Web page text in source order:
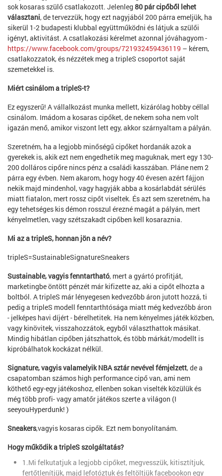
sok kosaras szülő csatlakozott. Jelenleg 80 pár cipőből lehet
választani, de tervezzük, hogy ezt nagyjából 200 párra emeljük, ha
sikerül 1-2 budapesti klubbal együttműködni és látjuk a szülői
igényt, aktivitást. A csatlakozási kérelmet azonnal jóváhagyom -
https://www.facebook.com/groups/721932459436119 – kérem,
csatlakozzatok, és nézzétek meg a tripleS csoportot saját
szemetekkel is.
Miért csinálom a tripleS-t?
Ez egyszerű! A vállalkozást munka mellett, kizárólag hobby céllal
csinálom. Imádom a kosaras cipőket, de nekem soha nem volt
igazán menő, amikor viszont lett egy, akkor szárnyaltam a pályán.
Szeretném, ha a legjobb minőségű cipőket hordanák azok a
gyerekek is, akik ezt nem engedhetik meg maguknak, mert egy 130-
200 dolláros cipőre nincs pénz a családi kasszában. Pláne nem 2
párra egy évben. Nem akarom, hogy hogy 40 évesen azért fájjon
nekik majd mindenhol, vagy hagyják abba a kosárlabdát sérülés
miatt fiatalon, mert rossz cipőt viseltek. És azt sem szeretném, ha
egy tehetséges kis démon rosszul érezné magát a pályán, mert
kényelmetlen, vagy szétszakadt cipőben kell kosaraznia.
Mi az a tripleS, honnan jön a név?
tripleS=SustainableSignatureSneakers
Sustainable, vagyis fenntartható, mert a gyártó profitját,
marketingbe öntött pénzét már kifizette az, aki a cipőt elhozta a
boltból. A tripleS már lényegesen kedvezőbb áron jutott hozzá, ti
pedig a tripleS modell fenntarthtósága miatt még kedvezőbb áron
- jelképes havi díjért - bérelhetitek. Ha nem kényelmes játék közben,
vagy kinövitek, visszahozzátok, egyből választhattok másikat.
Mindig hibátlan cipőben játszhattok, és több márkát/modellt is
kipróbálhatok kockázat nélkül.
Signature, vagyis valamelyik NBA sztár nevével fémjelzett, de a
csapatomban számos high performance cipő van, ami nem
köthető egy-egy játékoshoz, ellenben sokan viselték közülük és
még több profi- vagy amatőr játékos szerte a világon (I
seeyouHyperdunk! )
Sneakers,vagyis kosaras cipők. Ezt nem bonyolítanám.
Hogy működik a tripleS szolgáltatás?
1.Mi felkutatjuk a legjobb cipőket, megvesszük, kitisztítjuk,
fertőtlenítjük, majd lefotóztuk és feltöltjük facebookon egy